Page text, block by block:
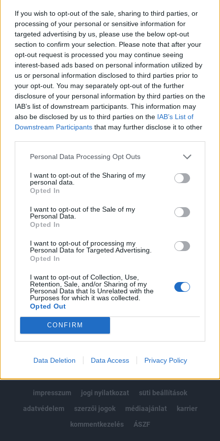
If you wish to opt-out of the sale, sharing to third parties, or
processing of your personal or sensitive information for
targeted advertising by us, please use the below opt-out
section to confirm your selection. Please note that after your
opt-out request is processed you may continue seeing
interest-based ads based on personal information utilized by
us or personal information disclosed to third parties prior to
your opt-out. You may separately opt-out of the further
disclosure of your personal information by third parties on the
IAB’s list of downstream participants. This information may
also be disclosed by us to third parties on the IAB’s List of
Downstream Participants that may further disclose it to other
Personal Data Processing Opt Outs
I want to opt-out of the Sharing of my
personal data.
Opted In
I want to opt-out of the Sale of my
Personal Data.
Opted In
I want to opt-out of processing my
Personal Data for Targeted Advertising.
Opted In
I want to opt-out of Collection, Use,
Retention, Sale, and/or Sharing of my
Personal Data that Is Unrelated with the
Purposes for which it was collected.
Opted Out
CONFIRM
Data Deletion Data Access Privacy Policy
amerikai részvényeket – írja a Bloomberg.
A Bank of America Corp. havi felmérése szerint a
befektetési alapkezelők rekordmagas aránya véli úgy, hogy
az amerikai részvények túlértékeltek az áprilisi mélypontok
óta tartó erőteljes ralinak köszönhetően. A résztvevők
mintegy 91%-a úgy véli, hogy az amerikai részvények túl
drágák, ami a 2001-ig visszamenő adatok alapján a
legmagasabb arány. Bár a globális részvényekbe...
KEDVES OLVASÓNK!
A keresett cikk a portfolio.hu hírarchívumához
tartozik, melynek olvasása előfizetéses
regisztrációhoz kötött.
Portfolio.hu teljes cikkarchívum
Kötéslisták: BÉT elmúlt 2 év napon belüli
kötéslistái
MÁR ELŐFIZETŐNK VAGY?BEJELENTKEZÉS
© 2026 Portfolio
impresszum
jogi nyilatkozat
süti beállítások
adatvédelem
szerzői jogok médiaajánlat
karrier
kommentkezelés
ÁSZF